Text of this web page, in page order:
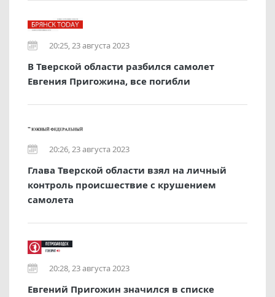
20:25, 23 августа 2023
В Тверской области разбился самолет
Евгения Пригожина, все погибли
20:26, 23 августа 2023
Глава Тверской области взял на личный
контроль происшествие с крушением
самолета
20:28, 23 августа 2023
Евгений Пригожин значился в списке